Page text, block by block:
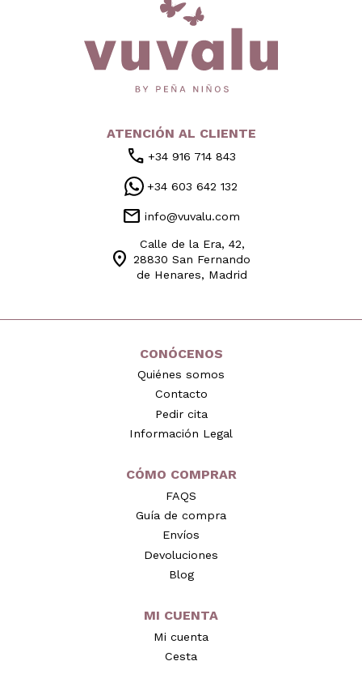
ATENCIÓN AL CLIENTE
call +34 916 714 843
+34 603 642 132
mail info@vuvalu.com
location_on
Calle de la Era, 42,
28830 San Fernando
de Henares, Madrid
CONÓCENOS
Quiénes somos
Contacto
Pedir cita
Información Legal
CÓMO COMPRAR
FAQS
Guía de compra
Envíos
Devoluciones
Blog
MI CUENTA
Mi cuenta
Cesta